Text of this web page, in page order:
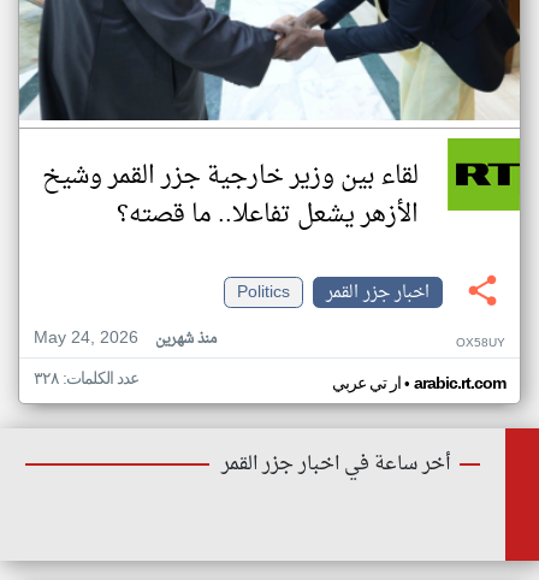
لقاء بين وزير خارجية جزر القمر وشيخ
الأزهر يشعل تفاعلا.. ما قصته؟
اخبار جزر القمر
Politics
May 24, 2026
منذ شهرين OX58UY
ار تي عربي• arabic.rt.com عدد الكلمات: ٣٢٨
أخر ساعة في اخبار جزر القمر